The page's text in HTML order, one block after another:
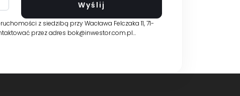
z siedzibą przy Wacława Felczaka 11, 71-
przez adres bok@inwestor.com.pl…